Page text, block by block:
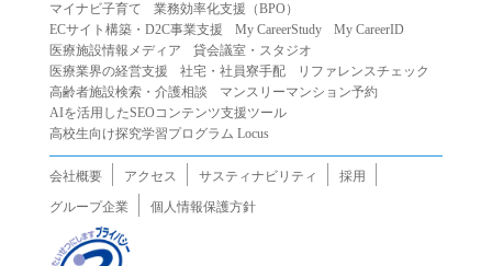
（９）法令違反、犯罪行為、または公序良俗に反する行為
（１０）暴力的な要求行為、または法的な責任を超えた不
当な要求行為
（１１）その他当社が不適切であると判断する行為
２.当社は、前項の定めに該当する行為を行った利用者に対
の提供を停止または中断することができるものとします。
第５条（免責）
１.当社は、本サービスの利用（これらに伴う当社または第
三者の情報提供行為等を含みます）により、利用者に生じ
マイナビ子育て
業務効率化支援（BPO）
ECサイト構築・D2C事業支援
My CareerStudy
My CareerID
医療施設情報メディア
貸会議室・スタジオ
医療業界の経営支援
社宅・社員寮手配
リファレンスチェック
高齢者施設検索・介護相談
マンスリーマンション予約
AIを活用したSEOコンテンツ支援ツール
高校生向け探究学習プログラム Locus
会社概要 アクセス サスティナビリティ
採用
グループ企業
個人情報保護方針